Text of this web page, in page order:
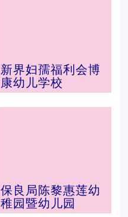
新界妇孺福利会博
康幼儿学校
保良局陈黎惠莲幼
稚园暨幼儿园